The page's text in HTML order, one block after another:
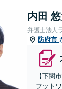
内田
弁護士法人
防府市
【下関
フット